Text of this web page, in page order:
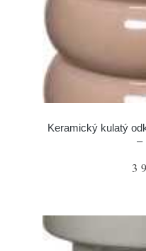
Keramický kulatý
–
3